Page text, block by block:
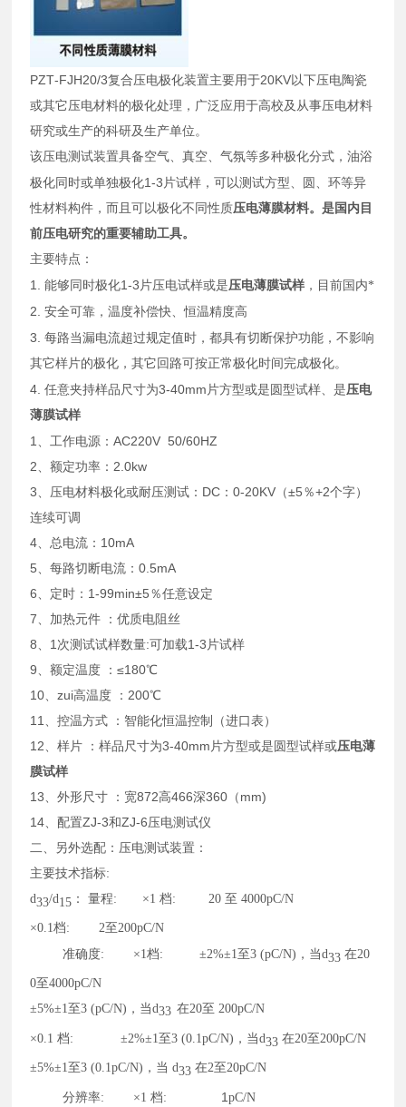
PZT-FJH20/3复合压电极化装置主要用于20KV以下压电陶瓷
或其它压电材料的极化处理，广泛应用于高校及从事压电材料
研究或生产的科研及生产单位。
该压电测试装置具备空气、真空、气氛等多种极化分式，油浴
极化同时或单独极化1-3 片试样，可以测试方型、圆、环等异
性材料构件，而且可以极化不同性质压电薄膜材料。是国内目
前压电研究的重要辅助工具。
主要特点：
1.能够同时极化1-3 片压电试样或是压电薄膜试样 ，目前国内*
2.安全可靠，温度补偿快、恒温精度高
3.每路当漏电流超过规定值时，都具有切断保护功能，不影响
其它样片的极化，其它回路可按正常极化时间完成极化。
4.任意夹持样品尺寸为3-40mm 片方型或是圆型试样、是压电
薄膜试样
1 、工作电源：AC220V 50/60HZ
2 、额定功率： 2.0kw
3 、压电材料极化或耐压测试： DC ：0-20KV （±5％+2个字）
连续可调
4 、总电流： 10mA
5 、每路切断电流：0.5mA
6 、定时： 1-99min±5％任意设定
7 、加热元件
：优质电阻丝
8
1 次测试试样数量:可加载1-3 片试样
9 、额定温度 ：≤180℃
10 、zui高温度 ： 200℃
11
、控温方式
：智能化恒温控制（进口表）
12 、样片 ：样品尺寸为3-40mm 片方型或是圆型试样或压电薄
膜试样
13 、外形尺寸 ：宽872高466深360 （mm)
14 、配置ZJ-3和ZJ-6压电测试仪
二、另外选配：压电测试装置：
主要技术指标:
d33/d 15 ： 量程: ×1档: 20 至 4000pC/N
×0.1档: 2至 200pC/N
准确度: ×1档: ±2%±1 至3 (pC/N) ，当d33 在20
0至4000pC/N
±5%±1至3 (pC/N) ，当d33 在20至 200pC/N
×0.1档: ±2%±1至3 (0.1pC/N) ，当d33 在20至200pC/N
±5%±1至3 (0.1pC/N) ，当 d33 在2至20pC/N
分辨率: ×1档: 1pC/N